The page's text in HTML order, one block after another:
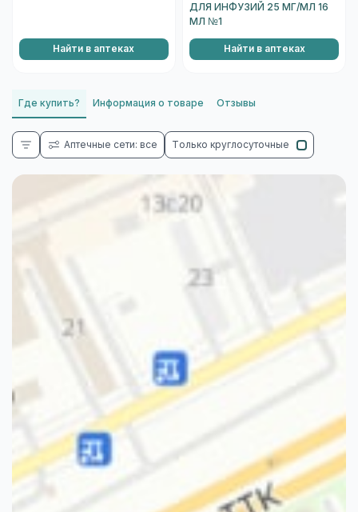
Найти в аптеках
ДЛЯ ИНФУЗИЙ 25 МГ/МЛ 16
МЛ №1
Найти в аптеках
Где купить? Информация о товаре Отзывы
Аптечные сети: все Только круглосуточные